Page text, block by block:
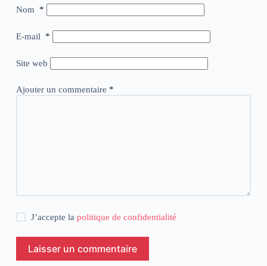
Nom *
E-mail *
Site web
Ajouter un commentaire *
J’accepte lapolitique de confidentialité
Laisser un commentaire